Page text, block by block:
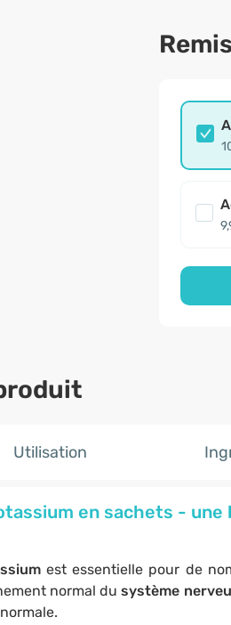
Utilisation
en sachets -
est essentielle pour de
normal dusystème